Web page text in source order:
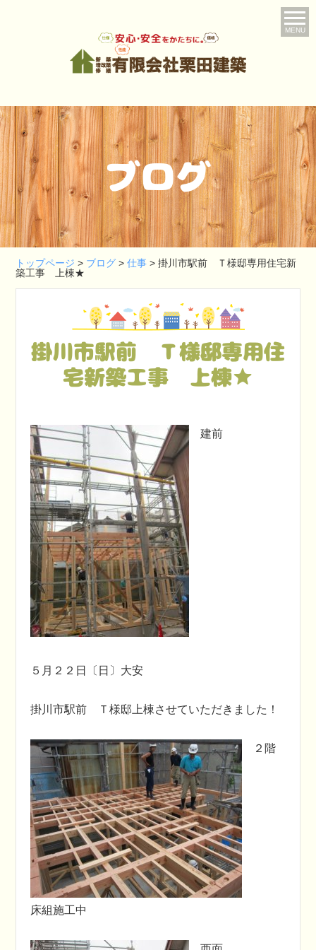
MENU
ブログ
トップページ > ブログ >仕事 >掛川市駅前 Ｔ様邸専用住宅新
築工事 上棟★
掛川市駅前 Ｔ様邸専用住
宅新築工事 上棟★
建前
５月２２日〔日〕大安
掛川市駅前 Ｔ様邸上棟させていただきました！
２階
床組施工中